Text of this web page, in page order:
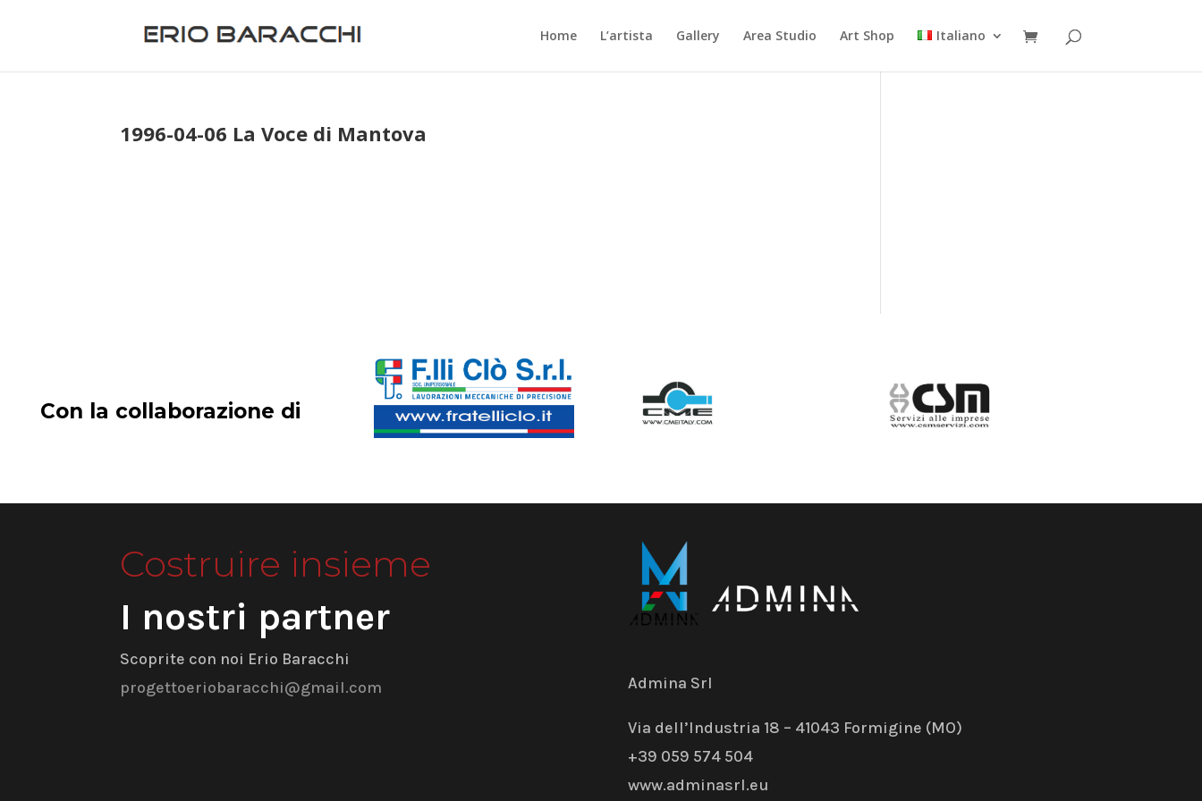
Home L’artista Gallery Area Studio Art Shop Italiano
1996-04-06 La Voce di Mantova
Con la collaborazione di
Costruire insieme
I nostri partner
Scoprite con noi Erio Baracchi
progettoeriobaracchi@gmail.com
Admina Srl
Via dell’Industria 18 – 41043 Formigine (MO)
+39 059 574 504
www.adminasrl.eu